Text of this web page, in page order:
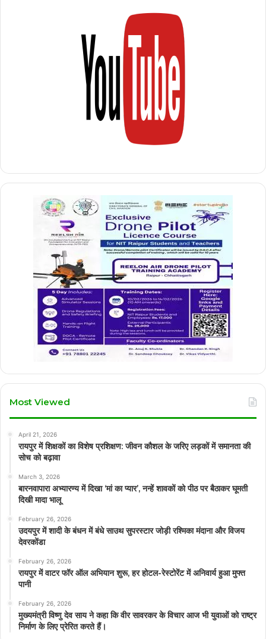
Most Viewed
April 21, 2026
रायपुर में शिक्षकों का विशेष प्रशिक्षण: जीवन कौशल के जरिए लड़कों में समानता की
सोच को बढ़ावा
March 3, 2026
बारनवापारा अभ्यारण्य में दिखा ‘मां का प्यार’, नन्हें शावकों को पीठ पर बैठाकर घूमती
दिखी मादा भालू
February 26, 2026
उदयपुर में शादी के बंधन में बंधे साउथ सुपरस्टार जोड़ी रश्मिका मंदाना और विजय
देवरकोंडा
February 26, 2026
रायपुर में वाटर फॉर ऑल अभियान शुरू, हर होटल-रेस्टोरेंट में अनिवार्य हुआ मुफ्त
पानी
February 26, 2026
मुख्यमंत्री विष्णु देव साय ने कहा कि वीर सावरकर के विचार आज भी युवाओं को राष्ट्र
निर्माण के लिए प्रेरित करते हैं।